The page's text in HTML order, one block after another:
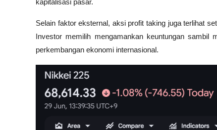
kapitalisasi pasar.
Selain faktor eksternal, aksi profit taking juga terlihat
Investor memilih mengamankan keuntungan sambil
perkembangan ekonomi internasional.